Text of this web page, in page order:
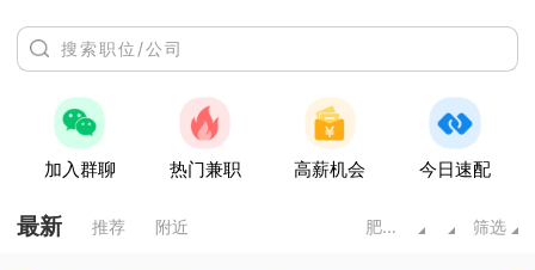
加入群聊 热门兼职 高薪机会 今日速配
最新 推荐 附近 肥城市 筛选